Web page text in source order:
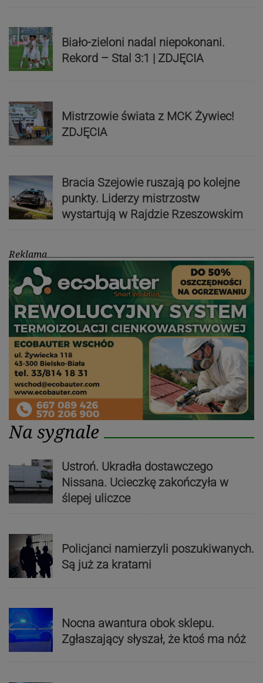
Biało-zieloni nadal niepokonani.
Rekord – Stal 3:1 | ZDJĘCIA
Mistrzowie świata z MCK Żywiec!
ZDJĘCIA
Bracia Szejowie ruszają po kolejne
punkty. Liderzy mistrzostw
wystartują w Rajdzie Rzeszowskim
Reklama
Na sygnale
Ustroń. Ukradła dostawczego
Nissana. Ucieczkę zakończyła w
ślepej uliczce
Policjanci namierzyli poszukiwanych.
Są już za kratami
Nocna awantura obok sklepu.
Zgłaszający słyszał, że ktoś ma nóż